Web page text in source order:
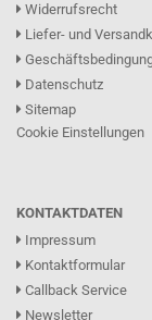
Widerrufsrecht
Liefer- und
Datenschutz
Sitemap
Cookie Einstellungen
KONTAKTDATEN
Impressum
Kontaktformular
Callback Service
Newsletter